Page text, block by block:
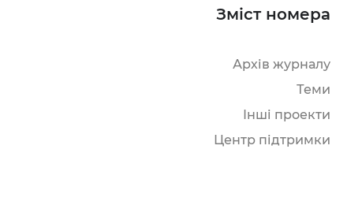
Зміст номера
Архів журналу
Теми
Інші проекти
Центр підтримки